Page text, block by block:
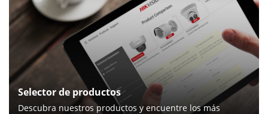
Selector de productos
Descubra nuestros productos y encuentre los más